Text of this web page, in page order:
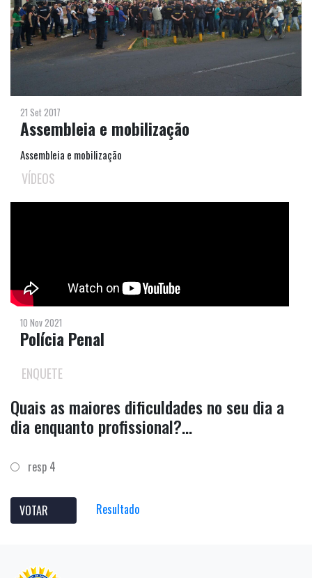
21 Set 2017
Assembleia e mobilização
Assembleia e mobilização
VÍDEOS
10 Nov 2021
Polícia Penal
ENQUETE
Quais as maiores dificuldades no seu dia a
dia enquanto profissional?...
resp 4
VOTAR Resultado